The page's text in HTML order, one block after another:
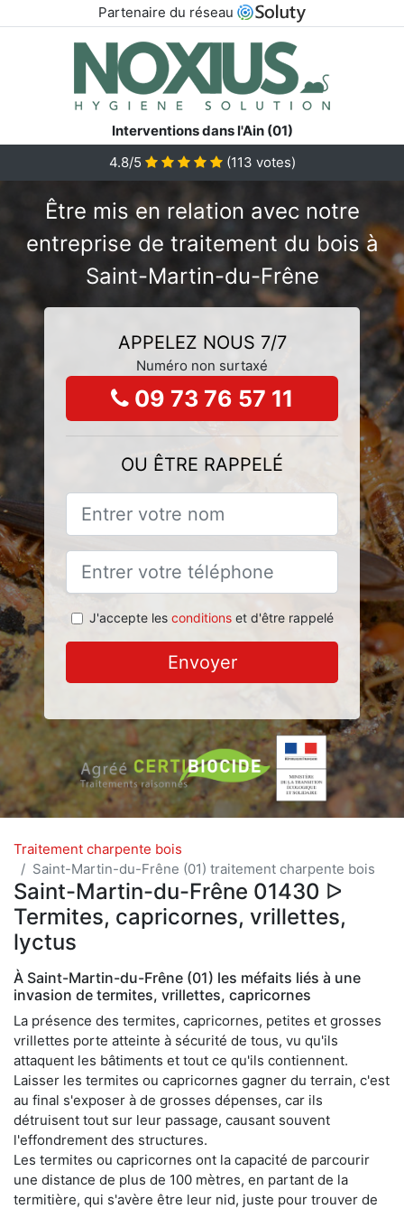
Partenaire du réseau
Interventions dans l'Ain (01)
4.8/5
(113 votes)
Être mis en relation avec notre
entreprise de traitement du bois à
Saint-Martin-du-Frêne
APPELEZ NOUS 7/7
Numéro non surtaxé
09 73 76 57 11
OU ÊTRE RAPPELÉ
J'accepte les conditionset d'être rappelé
Envoyer
Traitement charpente bois
Saint-Martin-du-Frêne (01) traitement charpente bois
Saint-Martin-du-Frêne 01430 ᐅ
Termites, capricornes, vrillettes,
lyctus
À Saint-Martin-du-Frêne (01) les méfaits liés à une
invasion de termites, vrillettes, capricornes
La présence des termites, capricornes, petites et grosses
vrillettes porte atteinte à sécurité de tous, vu qu'ils
attaquent les bâtiments et tout ce qu'ils contiennent.
Laisser les termites ou capricornes gagner du terrain, c'est
au final s'exposer à de grosses dépenses, car ils
détruisent tout sur leur passage, causant souvent
l'effondrement des structures.
Les termites ou capricornes ont la capacité de parcourir
une distance de plus de 100 mètres, en partant de la
termitière, qui s'avère être leur nid, juste pour trouver de